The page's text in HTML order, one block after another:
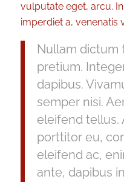
vulputate eget, arcu.
imperdiet a, venenatis
Nullam dictum
pretium.
dapibus.
semper nisi.
eleifend tellus.
porttitor eu,
eleifend ac,
ante, dapibus